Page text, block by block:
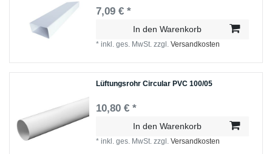
7,09 € *
In den Warenkorb
*inkl. ges. MwSt. zzgl.Versandkosten
Lüftungsrohr Circular PVC 100/05
10,80 € *
In den Warenkorb
*inkl. ges. MwSt. zzgl.Versandkosten